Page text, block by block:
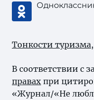
Тонкости туризма
В соответствии с
правах при
«Журнал/«Не